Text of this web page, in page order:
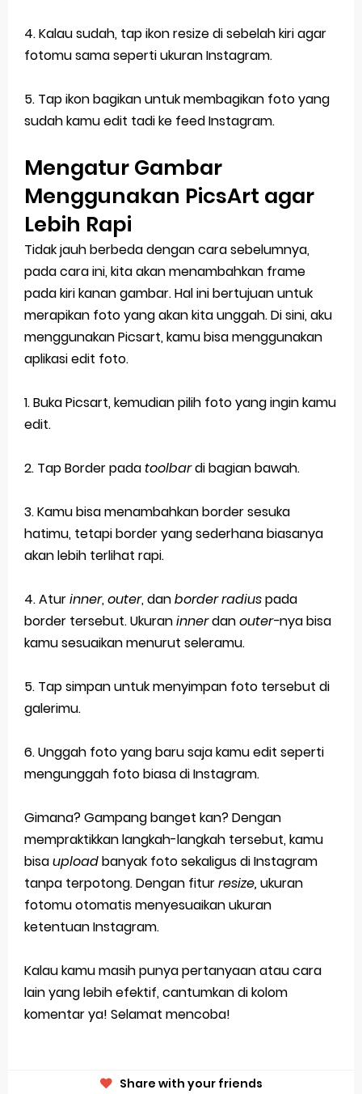
4. Kalau sudah, tap ikon resize di sebelah kiri agar
fotomu sama seperti ukuran Instagram.
5. Tap ikon bagikan untuk membagikan foto yang
sudah kamu edit tadi ke feed Instagram.
Mengatur Gambar
Menggunakan PicsArt agar
Lebih Rapi
Tidak jauh berbeda dengan cara sebelumnya,
pada cara ini, kita akan menambahkan frame
pada kiri kanan gambar. Hal ini bertujuan untuk
merapikan foto yang akan kita unggah. Di sini, aku
menggunakan Picsart, kamu bisa menggunakan
aplikasi edit foto.
1. Buka Picsart, kemudian pilih foto yang ingin kamu
edit.
2. Tap Border padatoolbardi bagian bawah.
3. Kamu bisa menambahkan border sesuka
hatimu, tetapi border yang sederhana biasanya
akan lebih terlihat rapi.
4. Aturinner,outer, danborder radiuspada
border tersebut. Ukuraninnerdanouter-nya bisa
kamu sesuaikan menurut seleramu.
5. Tap simpan untuk menyimpan foto tersebut di
galerimu.
6. Unggah foto yang baru saja kamu edit seperti
mengunggah foto biasa di Instagram.
Gimana? Gampang banget kan? Dengan
mempraktikkan langkah-langkah tersebut, kamu
bisauploadbanyak foto sekaligus di Instagram
tanpa terpotong. Dengan fiturresize, ukuran
fotomu otomatis menyesuaikan ukuran
ketentuan Instagram.
Kalau kamu masih punya pertanyaan atau cara
lain yang lebih efektif, cantumkan di kolom
komentar ya! Selamat mencoba!
Share with your friends